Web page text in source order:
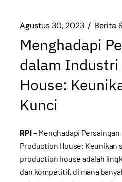
Agustus 30, 2023 Berita
Menghadapi
dalam
House:
Kunci
RPI –Menghadapi Persaingan
Production House: Keunikan
production house adalah
dan kompetitif, di mana